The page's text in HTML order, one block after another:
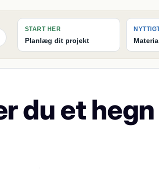
START HER
Planlæg dit projekt
du et